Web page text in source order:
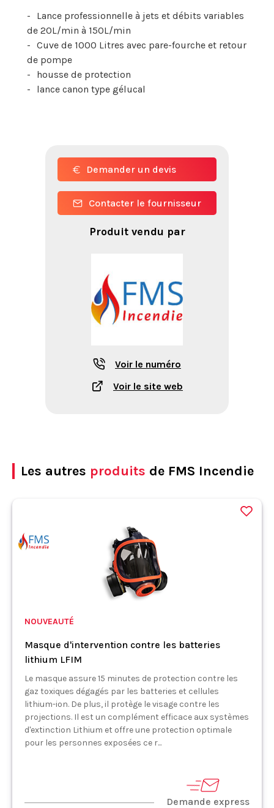
Lance professionnelle à jets et débits variables
de 20L/min à 150L/min
Cuve de 1000 Litres avec pare-fourche et retour
de pompe
housse de protection
lance canon type gélucal
Demander un devis
Contacter le fournisseur
Produit vendu par
Voir le numéro
Voir le site web
Les autres produits de FMS Incendie
NOUVEAUTÉ
Masque d'intervention contre les batteries
lithium LFIM
Le masque assure 15 minutes de protection contre les
gaz toxiques dégagés par les batteries et cellules
lithium-ion. De plus, il protège le visage contre les
projections. Il est un complément efficace aux systèmes
d'extinction Lithium et offre une protection optimale
pour les personnes exposées ce r...
Demande express